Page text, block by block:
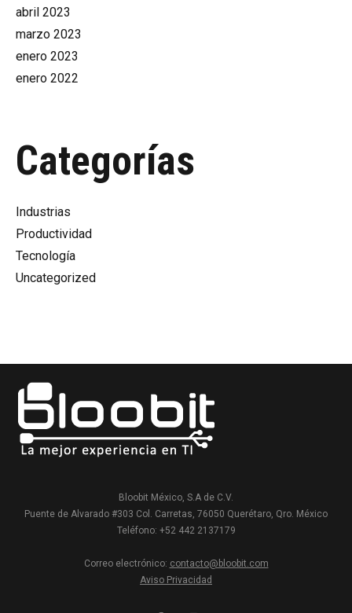
abril 2023
marzo 2023
enero 2023
enero 2022
Categorías
Industrias
Productividad
Tecnología
Uncategorized
Bloobit México, S.A de C.V.
Puente de Alvarado #303 Col. Carretas, 76050 Querétaro, Qro. México
Teléfono: +52 442 2137179
Correo electrónico: contacto@bloobit.com
Aviso Privacidad